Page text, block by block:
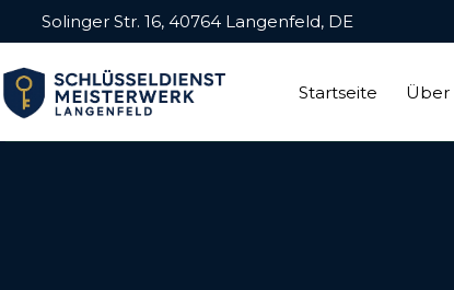
Solinger Str. 16, 40764 Langenfeld, DE
Startseite Über